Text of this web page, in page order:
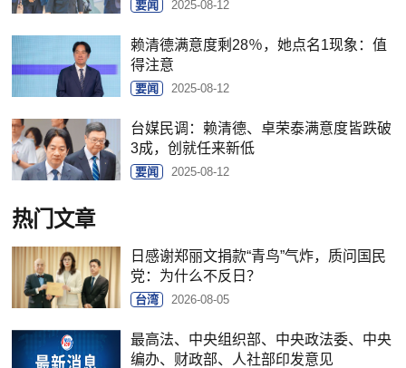
要闻 2025-08-12
赖清德满意度剩28％，她点名1现象：值
得注意
要闻 2025-08-12
台媒民调：赖清德、卓荣泰满意度皆跌破
3成，创就任来新低
要闻 2025-08-12
热门文章
日感谢郑丽文捐款“青鸟”气炸，质问国民
党：为什么不反日？
台湾 2026-08-05
最高法、中央组织部、中央政法委、中央
编办、财政部、人社部印发意见